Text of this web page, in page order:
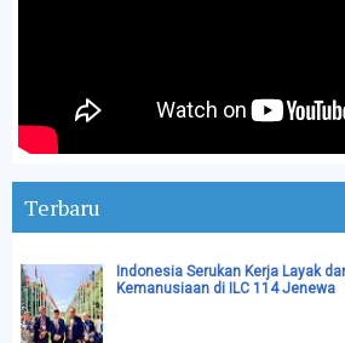
Terbaru
Indonesia Serukan Kerja Layak
Kemanusiaan di ILC 114 Jenewa